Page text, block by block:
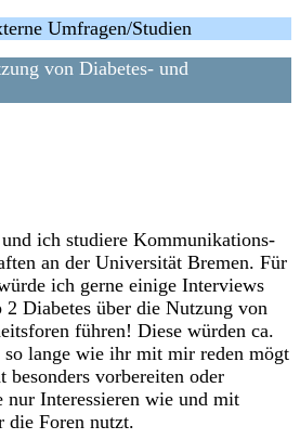
Umfragen/Studien
von Diabetes- und
ich studiere Kommunikations-
an der Universität Bremen. Für
ich gerne einige Interviews
Diabetes über die Nutzung von
führen! Diese würden ca.
lange wie ihr mit mir reden mögt
besonders vorbereiten oder
Interessieren wie und mit
Foren nutzt.